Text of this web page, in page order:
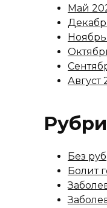
Май
Август
Без
Болит